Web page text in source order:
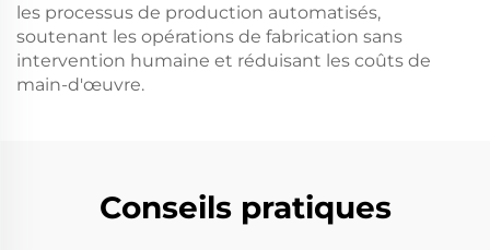
les processus de production automatisés,
soutenant les opérations de fabrication sans
intervention humaine et réduisant les coûts de
main-d'œuvre.
Conseils pratiques